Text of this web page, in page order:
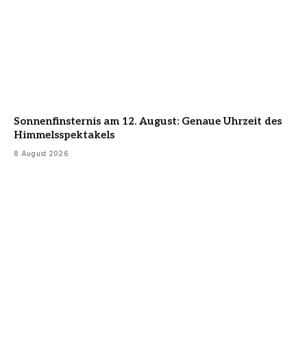
Sonnenfinsternis am 12. August: Genaue Uhrzeit des
Himmelsspektakels
8 August 2026